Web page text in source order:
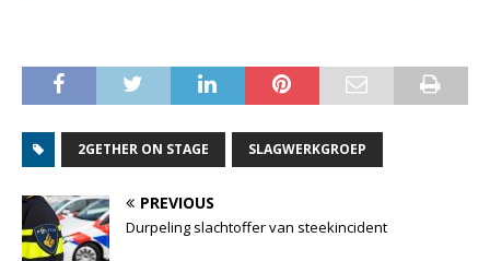
2GETHER ON STAGE SLAGWERKGROEP
PREVIOUS
Durpeling slachtoffer van steekincident